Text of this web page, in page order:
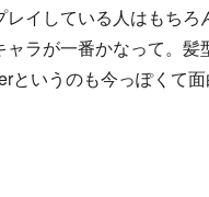
レイしている人はもち
ャラが一番かなって。
というのも今っぽくて面